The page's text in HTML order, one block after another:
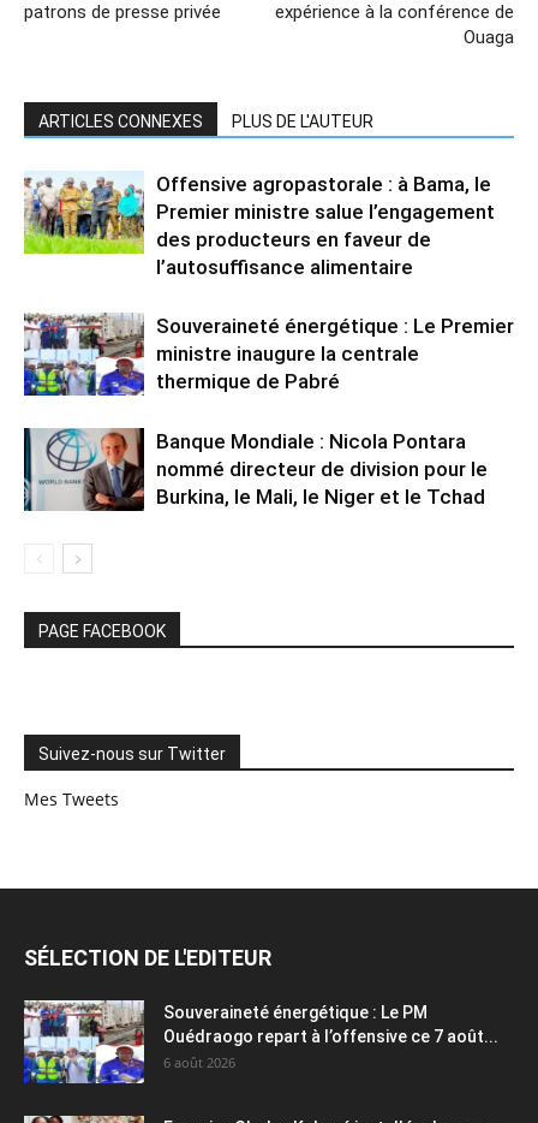
patrons de presse privée
expérience à la conférence de
Ouaga
ARTICLES CONNEXES PLUS DE L'AUTEUR
Offensive agropastorale : à Bama, le
Premier ministre salue l’engagement
des producteurs en faveur de
l’autosuffisance alimentaire
Souveraineté énergétique : Le Premier
ministre inaugure la centrale
thermique de Pabré
Banque Mondiale : Nicola Pontara
nommé directeur de division pour le
Burkina, le Mali, le Niger et le Tchad
PAGE FACEBOOK
Suivez-nous sur Twitter
Mes Tweets
SÉLECTION DE L'EDITEUR
Souveraineté énergétique : Le PM
Ouédraogo repart à l’offensive ce 7 août...
6 août 2026